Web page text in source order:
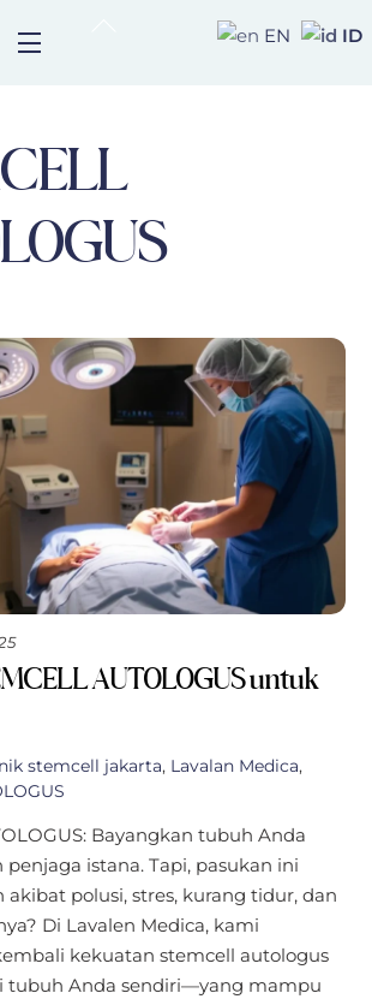
Menu
AUTOLOGUS untuk
stemcell jakarta, Lavalan Medica,
Bayangkan tubuh Anda
penjaga istana. Tapi, pasukan ini
akibat polusi, stres, kurang tidur, dan
Di Lavalen Medica, kami
kekuatan stemcell autologus
tubuh Anda sendiri—yang mampu
EN ID